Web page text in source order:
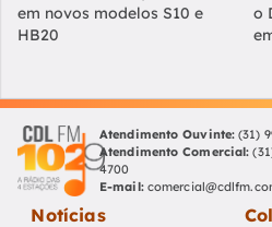
em novos modelos S10 e
HB20
o
Atendimento Ouvinte: (31)
Atendimento Comercial:
4700
E-mail:
Notícias